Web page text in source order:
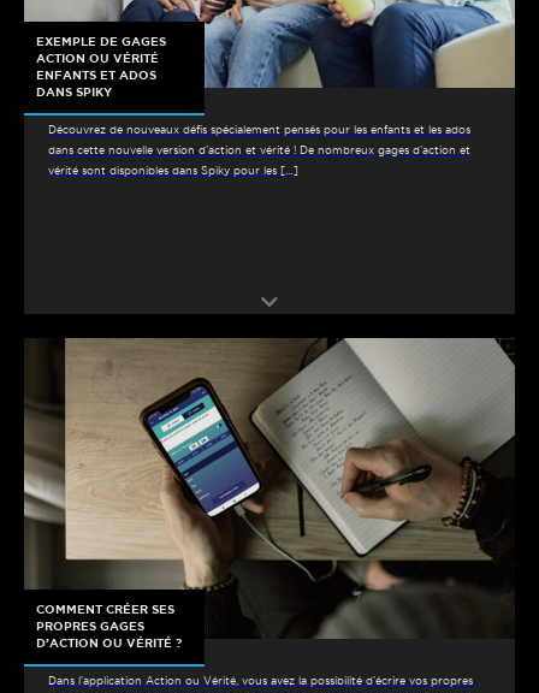
EXEMPLE DE GAGES
ACTION OU VÉRITÉ
ENFANTS ET ADOS
DANS SPIKY
Découvrez de nouveaux défis spécialement pensés pour les enfants et les ados
dans cette nouvelle version d’action et vérité ! De nombreux gages d’action et
vérité sont disponibles dans Spiky pour les […]
COMMENT CRÉER SES
PROPRES GAGES
D’ACTION OU VÉRITÉ ?
Dans l’application Action ou Vérité, vous avez la possibilité d’écrire vos propres